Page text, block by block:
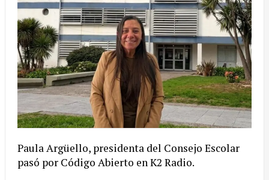
Paula Argüello, presidenta del Consejo Escolar
pasó por Código Abierto en K2 Radio.